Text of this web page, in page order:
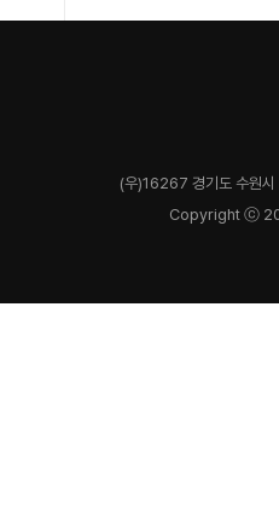
(우)16267 경기도 수원
Copyright ⓒ